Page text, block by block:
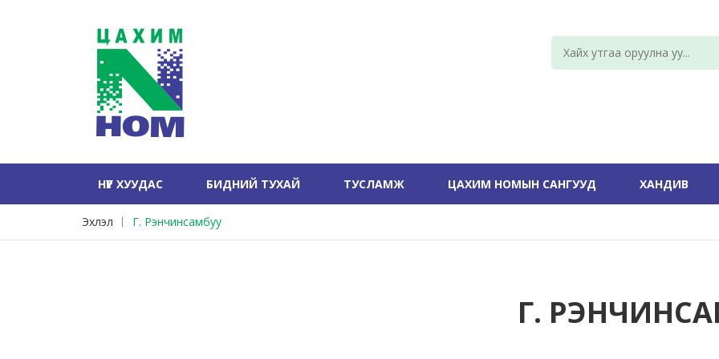
НҮҮР ХУУДАС БИДНИЙ ТУХАЙ ТУСЛАМЖ ЦАХИМ НОМЫН САНГУУД ХАНДИВ
Эхлэл Г. Рэнчинсамбуу
Г.